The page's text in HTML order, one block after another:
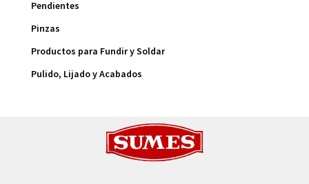
Pendientes
Pinzas
Productos para Fundir y Soldar
Pulido, Lijado y Acabados